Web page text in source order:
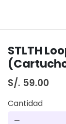
STLTH
S/. 59.00
Cantidad
remove